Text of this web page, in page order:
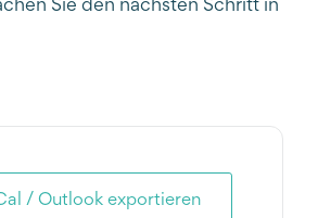
/ Outlook exportieren